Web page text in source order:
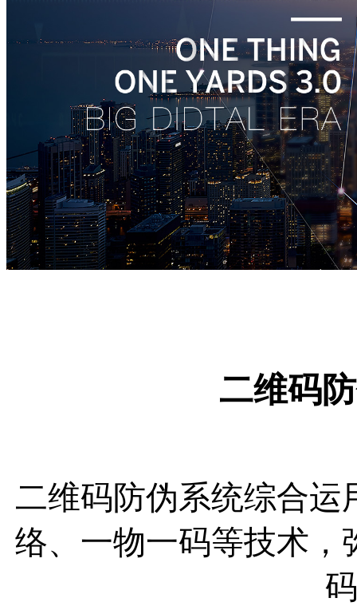
二维码
二维码防伪系统综合运
络、一物一码等技术，